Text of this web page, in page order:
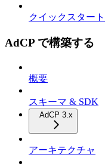
クイックスタート
AdCP で構築する
概要
スキーマ & SDK
AdCP 3.x
アーキテクチャ